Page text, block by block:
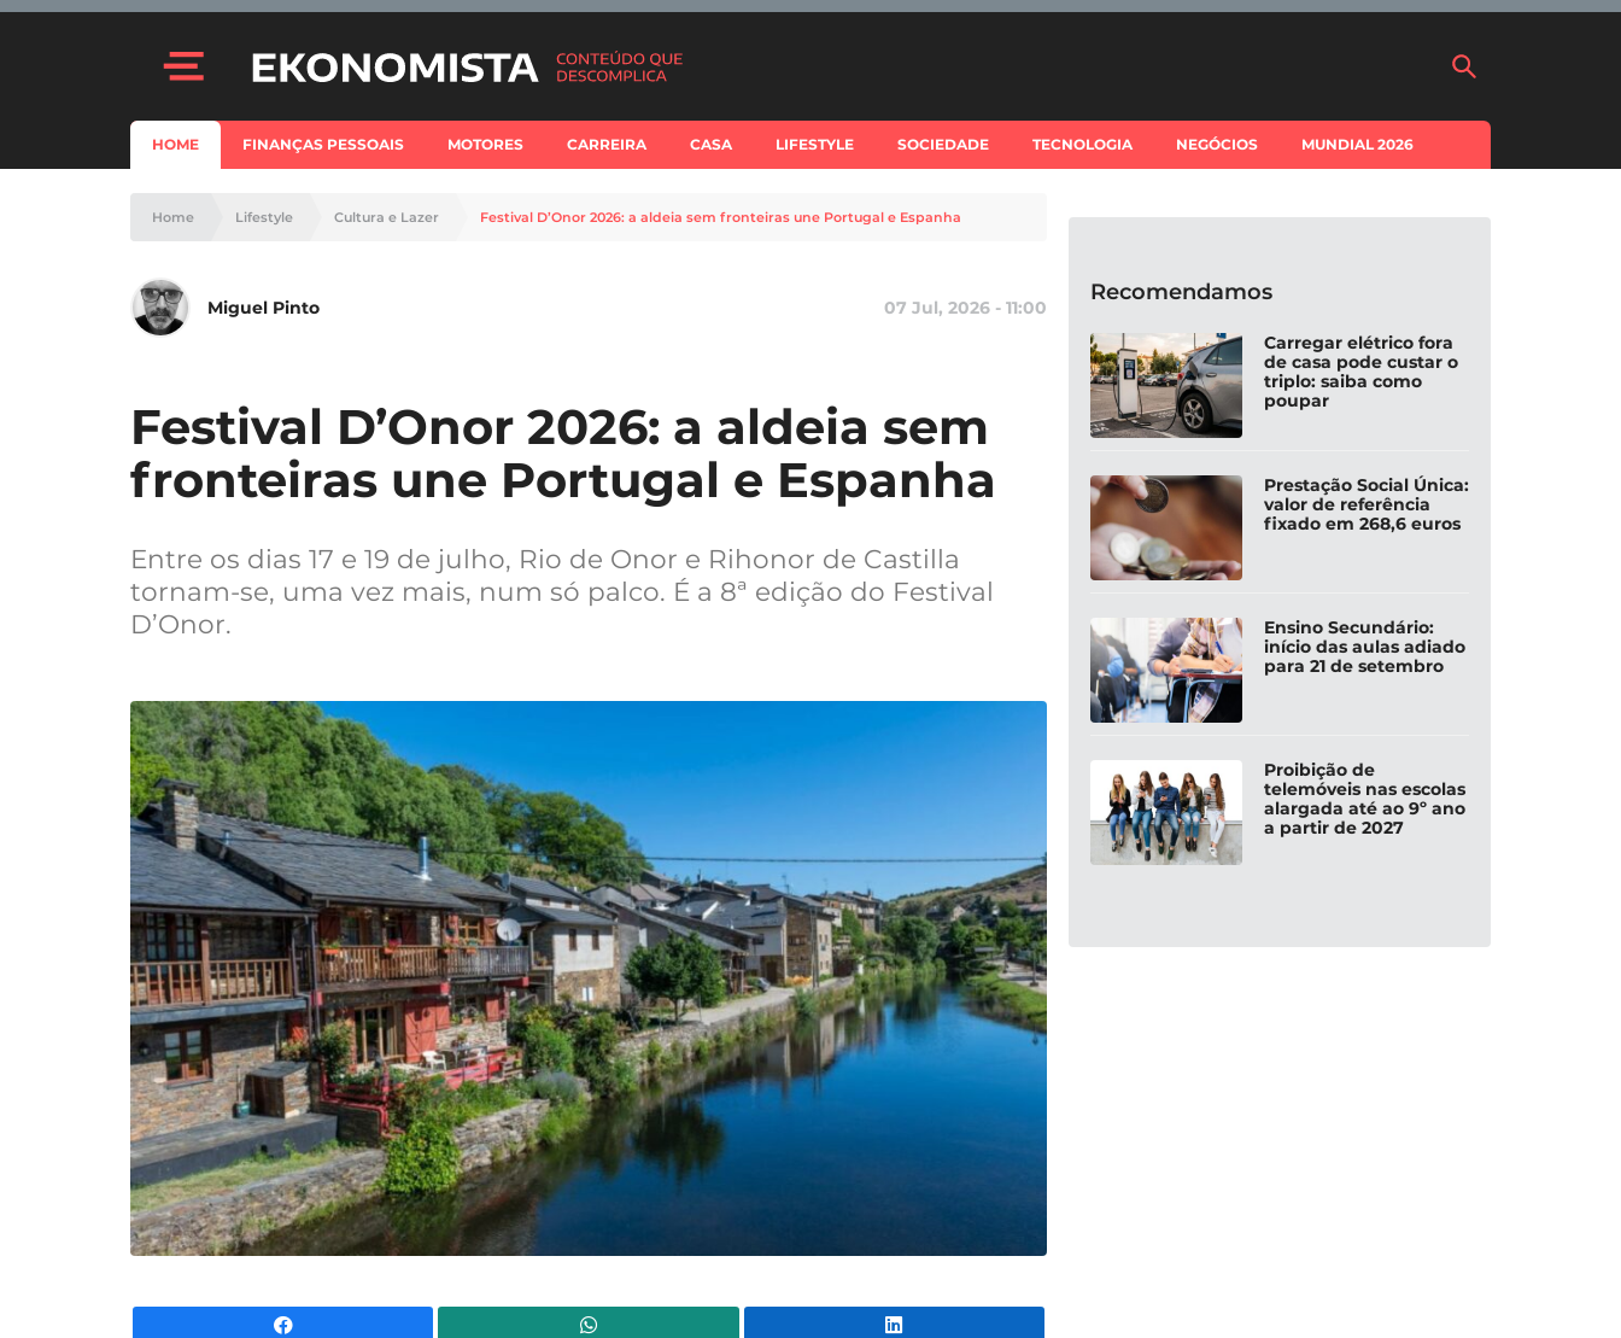
HOME FINANÇAS PESSOAIS MOTORES CARREIRA CASA LIFESTYLE SOCIEDADE TECNOLOGIA NEGÓCIOS MUNDIAL 2026
Home Lifestyle Cultura e Lazer Festival D’Onor 2026: a aldeia sem fronteiras une Portugal e Espanha
Miguel Pinto 07 Jul, 2026 - 11:00
Festival D’Onor 2026: a aldeia sem
fronteiras une Portugal e Espanha
Entre os dias 17 e 19 de julho, Rio de Onor e Rihonor de Castilla
tornam-se, uma vez mais, num só palco. É a 8ª edição do Festival
D’Onor.
Recomendamos
Carregar elétrico fora
de casa pode custar o
triplo: saiba como
poupar
Prestação Social Única:
valor de referência
fixado em 268,6 euros
Ensino Secundário:
início das aulas adiado
para 21 de setembro
Proibição de
telemóveis nas escolas
alargada até ao 9º ano
a partir de 2027